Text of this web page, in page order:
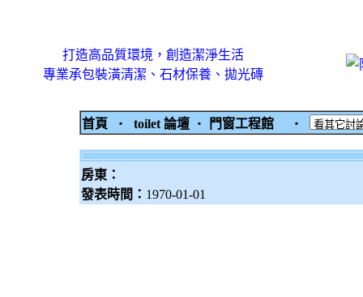
打造高品質環境，創造潔淨生活
專業承包裝潢清潔、石材保養、拋光磚
首頁 ‧ toilet 論壇 ‧ 門窗工程館 ‧
房東：
發表時間： 1970-01-01